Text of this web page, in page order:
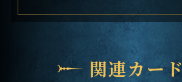
関連カード